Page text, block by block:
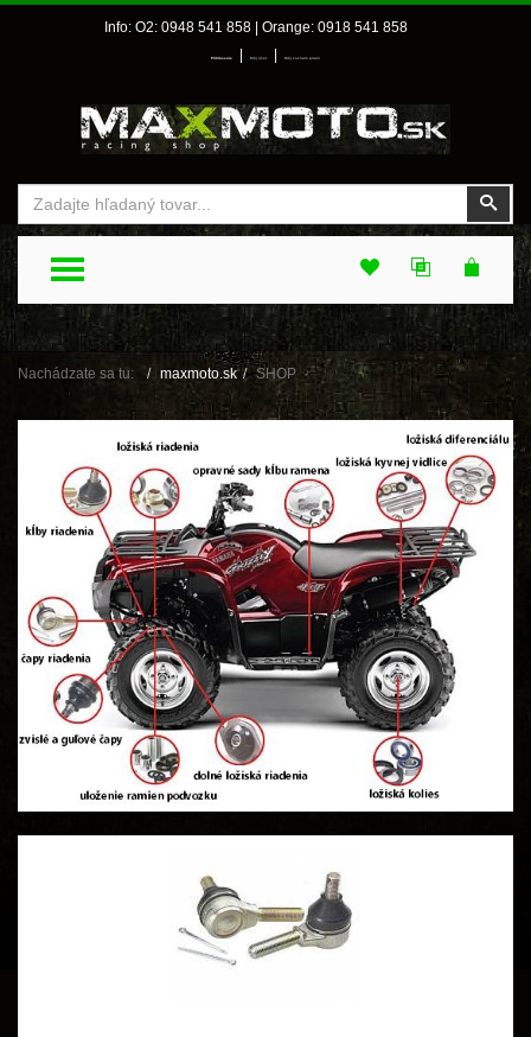
Info: O2: 0948 541 858 | Orange: 0918 541 858
Prihlásenie Môj účet Môj zoznam prianí
TOGGLE MENU
Nachádzate sa tu: maxmoto.sk SHOP